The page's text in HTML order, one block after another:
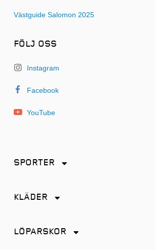
Västguide Salomon 2025
FÖLJ OSS
Instagram
Facebook
YouTube
SPORTER
KLÄDER
LÖPARSKOR